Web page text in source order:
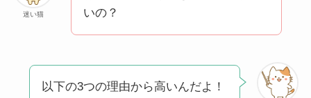
法も解説！
迷い猫
いの？
以下の3つの理由から高いんだよ！